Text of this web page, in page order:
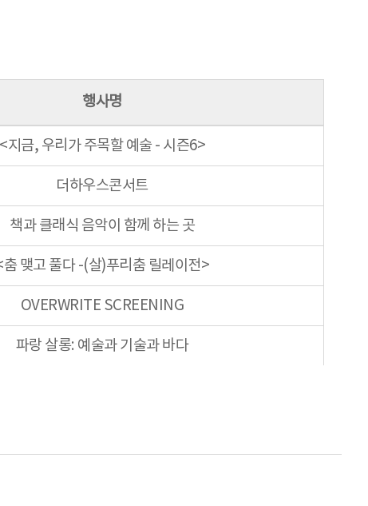
행사명
<지금, 우리가 주목할 예술 - 시즌6>
더하우스콘서트
책과 클래식 음악이 함께 하는 곳
춤 맺고 풀다 -(살)푸리춤 릴레이전>
OVERWRITE SCREENING
파랑 살롱: 예술과 기술과 바다